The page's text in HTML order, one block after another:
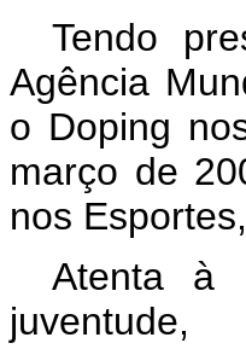
Tendo
Agência
o Doping
março de
nos Esportes,
Atenta à
juventude,